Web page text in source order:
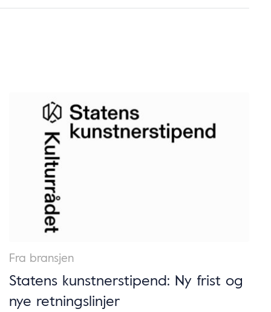
Fra bransjen
Statens kunstnerstipend: Ny frist og
nye retningslinjer